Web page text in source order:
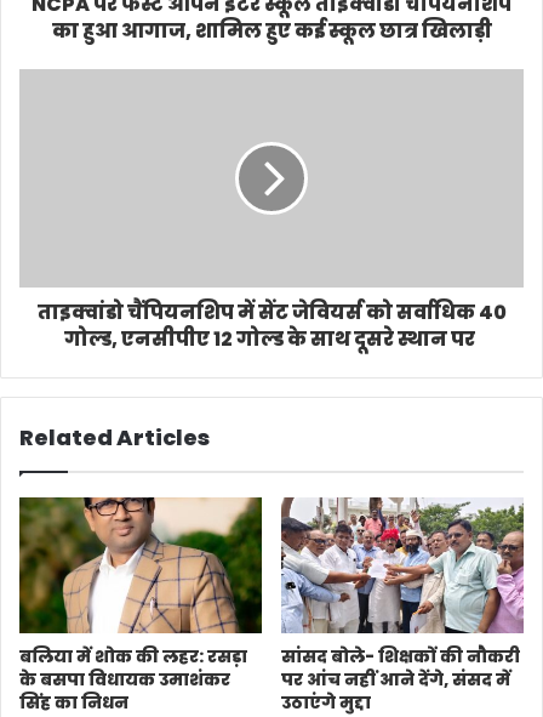
का हुआ आगाज, शामिल हुए कई स्कूल छात्र खिलाड़ी
ताइक्वांडो चैंपियनशिप में सेंट जेवियर्स को सर्वाधिक 40
गोल्ड, एनसीपीए 12 गोल्ड के साथ दूसरे स्थान पर
Related Articles
बलिया में शोक की लहर: रसड़ा
के बसपा विधायक उमाशंकर
सिंह का निधन
सांसद बोले- शिक्षकों की नौकरी
पर आंच नहीं आने देंगे, संसद में
उठाएंगे मुद्दा